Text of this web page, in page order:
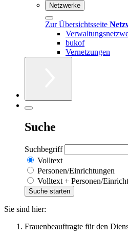
Netzwerke
Zur Übersichtsseite
bukof
Vernetzungen
Suche
Suchbegriff
Volltext
Personen/Einrichtungen
Volltext + Personen/
Sie sind hier:
Frauenbeauftragte für den